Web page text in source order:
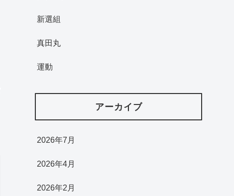
新選組
真田丸
運動
アーカイブ
2026年7月
2026年4月
2026年2月